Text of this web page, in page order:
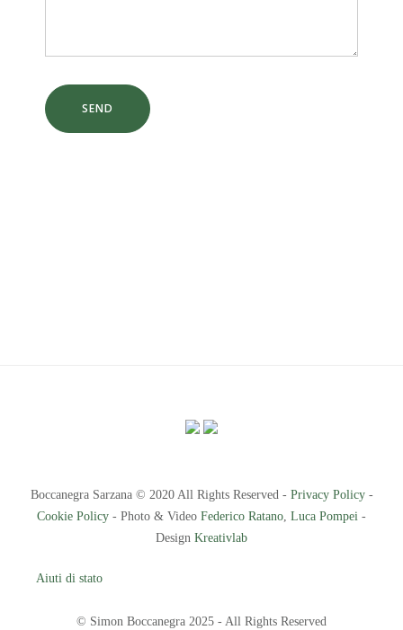
Boccanegra Sarzana © 2020 All Rights Reserved - Privacy Policy-
Cookie Policy - Photo & Video Federico Ratano Luca Pompei -
Design Kreativlab
Aiuti di stato
© Simon Boccanegra 2025 - All Rights Reserved